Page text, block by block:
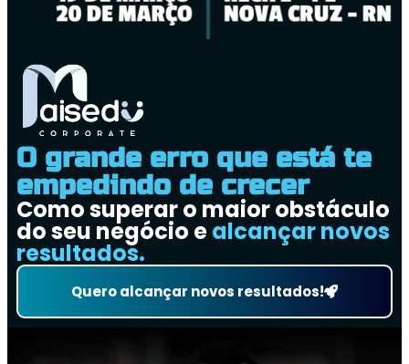
O grande erro que está te
empedindo de crecer
Como superar o maior obstáculo
do seu negócio ealcançar novos
resultados.
Quero alcançar novos resultados!